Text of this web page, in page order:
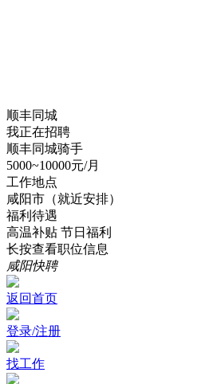
顺丰同城
我正在招聘
顺丰同城骑手
5000~10000元/月
工作地点
咸阳市（就近安排）
福利待遇
高温补贴 节日福利
长按查看职位信息
咸阳快聘
返回首页
登录/注册
找工作